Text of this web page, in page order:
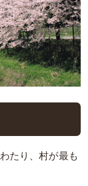
たり、村が最も